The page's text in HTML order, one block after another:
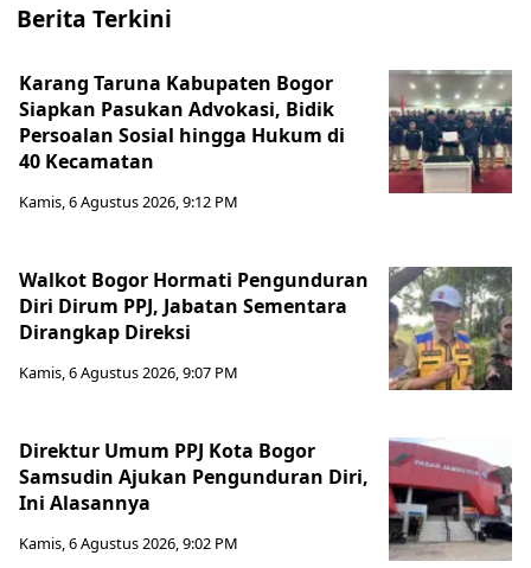
Berita Terkini
Karang Taruna Kabupaten Bogor
Siapkan Pasukan Advokasi, Bidik
Persoalan Sosial hingga Hukum di
40 Kecamatan
Kamis, 6 Agustus 2026, 9:12 PM
Walkot Bogor Hormati Pengunduran
Diri Dirum PPJ, Jabatan Sementara
Dirangkap Direksi
Kamis, 6 Agustus 2026, 9:07 PM
Direktur Umum PPJ Kota Bogor
Samsudin Ajukan Pengunduran Diri,
Ini Alasannya
Kamis, 6 Agustus 2026, 9:02 PM